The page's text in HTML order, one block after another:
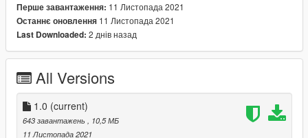
Перше завантаження: 11 Листопада 2021
Останнє оновлення 11 Листопада 2021
Last Downloaded: 2 днів назад
All Versions
1.0 (current)
643 завантажень , 10,5 МБ
11 Листопада 2021